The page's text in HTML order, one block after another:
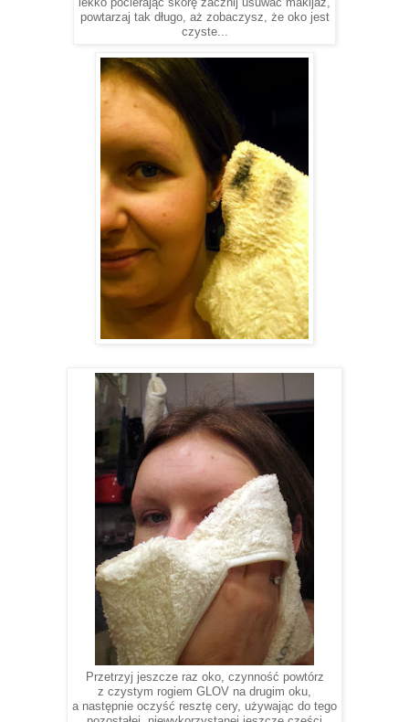
lekko pocierając skórę zacznij usuwać makijaż,
powtarzaj tak długo, aż zobaczysz, że oko jest
czyste...
Przetrzyj jeszcze raz oko, czynność powtórz
z czystym rogiem GLOV na drugim oku,
a następnie oczyść resztę cery, używając do tego